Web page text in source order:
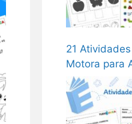
21
Motora para